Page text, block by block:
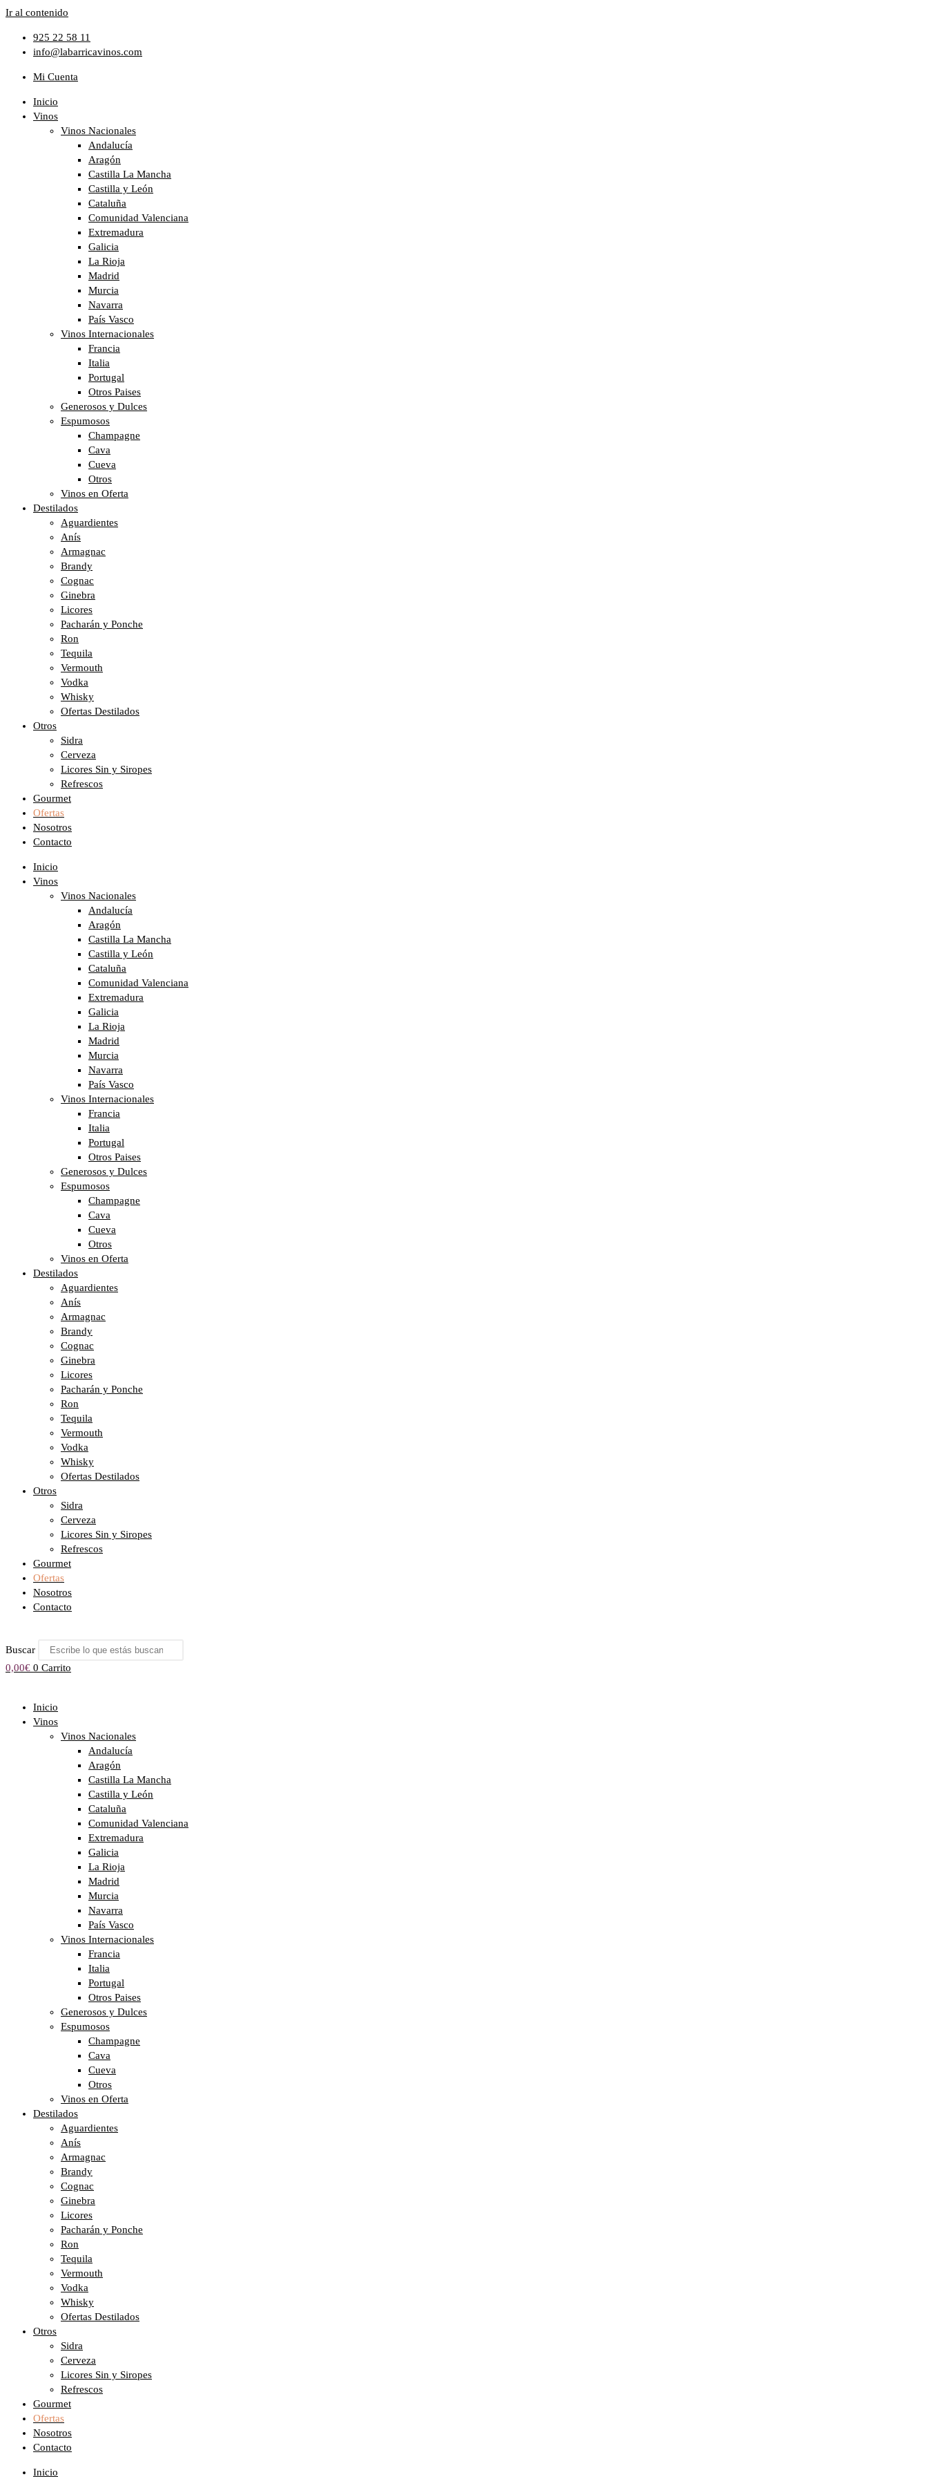
Ir al contenido
925 22 58 11
info@labarricavinos.com
Mi Cuenta
Inicio
Vinos
Vinos Nacionales
Andalucía
Aragón
Castilla La Mancha
Castilla y León
Cataluña
Comunidad Valenciana
Extremadura
Galicia
La Rioja
Madrid
Murcia
Navarra
País Vasco
Vinos Internacionales
Francia
Italia
Portugal
Otros Paises
Generosos y Dulces
Espumosos
Champagne
Cava
Cueva
Otros
Vinos en Oferta
Destilados
Aguardientes
Anís
Armagnac
Brandy
Cognac
Ginebra
Licores
Pacharán y Ponche
Ron
Tequila
Vermouth
Vodka
Whisky
Ofertas Destilados
Otros
Sidra
Cerveza
Licores Sin y Siropes
Refrescos
Gourmet
Ofertas
Nosotros
Contacto
Inicio
Vinos
Vinos Nacionales
Andalucía
Aragón
Castilla La Mancha
Castilla y León
Cataluña
Comunidad Valenciana
Extremadura
Galicia
La Rioja
Madrid
Murcia
Navarra
País Vasco
Vinos Internacionales
Francia
Italia
Portugal
Otros Paises
Generosos y Dulces
Espumosos
Champagne
Cava
Cueva
Otros
Vinos en Oferta
Destilados
Aguardientes
Anís
Armagnac
Brandy
Cognac
Ginebra
Licores
Pacharán y Ponche
Ron
Tequila
Vermouth
Vodka
Whisky
Ofertas Destilados
Otros
Sidra
Cerveza
Licores Sin y Siropes
Refrescos
Gourmet
Ofertas
Nosotros
Contacto
Buscar
0,00€ 0 Carrito
Inicio
Vinos
Vinos Nacionales
Andalucía
Aragón
Castilla La Mancha
Castilla y León
Cataluña
Comunidad Valenciana
Extremadura
Galicia
La Rioja
Madrid
Murcia
Navarra
País Vasco
Vinos Internacionales
Francia
Italia
Portugal
Otros Paises
Generosos y Dulces
Espumosos
Champagne
Cava
Cueva
Otros
Vinos en Oferta
Destilados
Aguardientes
Anís
Armagnac
Brandy
Cognac
Ginebra
Licores
Pacharán y Ponche
Ron
Tequila
Vermouth
Vodka
Whisky
Ofertas Destilados
Otros
Sidra
Cerveza
Licores Sin y Siropes
Refrescos
Gourmet
Ofertas
Nosotros
Contacto
Inicio